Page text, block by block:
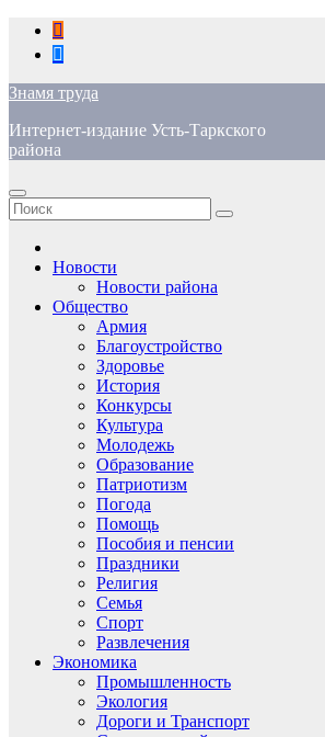
Перейти
содержимому
Знамя труда
Интернет-издание Усть-Таркского
района
Новости
Новости района
Общество
Армия
Благоустройство
Здоровье
История
Конкурсы
Культура
Молодежь
Образование
Патриотизм
Погода
Помощь
Пособия и пенсии
Праздники
Религия
Семья
Спорт
Развлечения
Экономика
Промышленность
Экология
Дороги и Транспорт